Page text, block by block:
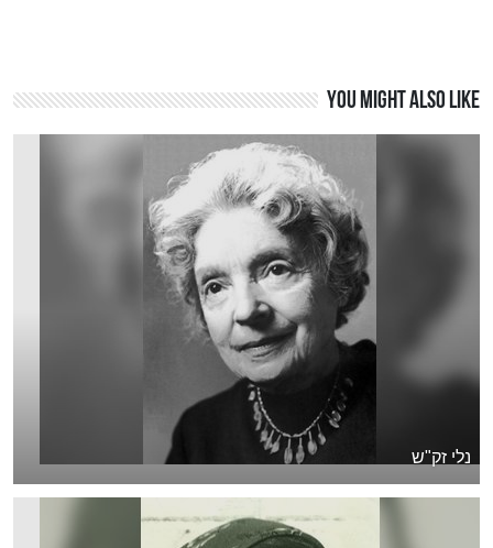
You might also like
נלי זק"ש